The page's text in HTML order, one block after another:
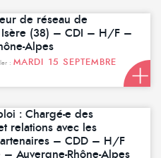
de réseau de
(38) – CDI – H/F –
Alpes
: MARDI 15 SEPTEMBRE
: Chargé-e des
relations avec les
– CDD – H/F
Auvergne-Rhône-Alpes